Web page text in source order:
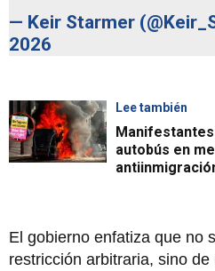
— Keir Starmer
2026
Lee también
autobús en
El gobierno enfatiza que no
restricción arbitraria, sino